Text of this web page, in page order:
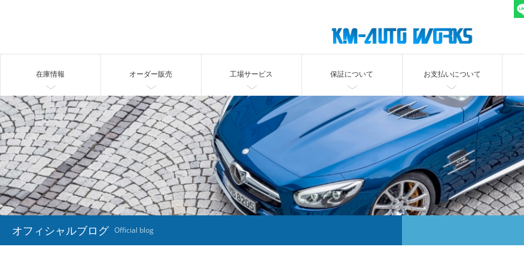
在庫情報 オーダー販売 工場サービス 保証について お支払いについて
オフィシャルブログ Official blog